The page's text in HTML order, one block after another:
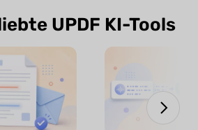
UPDF KI-Tools